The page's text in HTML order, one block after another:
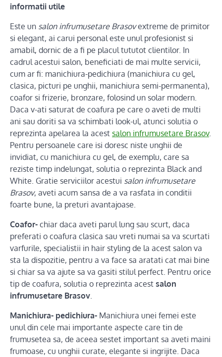
informatii utile
Este un salon infrumusetare Brasovextreme de primitor
si elegant, ai carui personal este unul profesionist si
amabil, dornic de a fi pe placul tututot clientilor. In
cadrul acestui salon, beneficiati de mai multe servicii,
cum ar fi: manichiura-pedichiura (manichiura cu gel,
clasica, picturi pe unghii, manichiura semi-permanenta),
coafor si frizerie, bronzare, folosind un solar modern.
Daca v-ati saturat de coafura pe care o aveti de multi
ani sau doriti sa va schimbati look-ul, atunci solutia o
reprezinta apelarea la acest salon infrumusetare Brasov.
Pentru persoanele care isi doresc niste unghii de
invidiat, cu manichiura cu gel, de exemplu, care sa
reziste timp indelungat, solutia o reprezinta Black and
White. Gratie serviciilor acestui salon infrumusetare
Brasov, aveti acum sansa de a va rasfata in conditii
foarte bune, la preturi avantajoase.
Coafor- chiar daca aveti parul lung sau scurt, daca
preferati o coafura clasica sau vreti numai sa va scurtati
varfurile, specialistii in hair styling de la acest salon va
sta la dispozitie, pentru a va face sa aratati cat mai bine
si chiar sa va ajute sa va gasiti stilul perfect. Pentru orice
tip de coafura, solutia o reprezinta acest salon
infrumusetare Brasov
Manichiura- pedichiura- Manichiura unei femei este
unul din cele mai importante aspecte care tin de
frumusetea sa, de aceea sestet important sa aveti maini
frumoase, cu unghii curate, elegante si ingrijite. Daca